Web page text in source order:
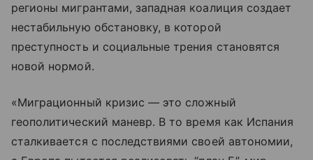
регионы мигрантами, западная коалиция создает
нестабильную обстановку, в которой
преступность и социальные трения становятся
новой нормой.
«Миграционный кризис — это сложный
геополитический маневр. В то время как Испания
сталкивается с последствиями своей автономии,